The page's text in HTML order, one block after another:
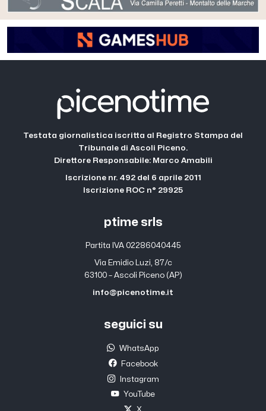
Testata giornalistica iscritta al Registro Stampa del
Tribunale di Ascoli Piceno.
Direttore Responsabile: Marco Amabili
Iscrizione nr. 492 del 6 aprile 2011
Iscrizione ROC n° 29925
ptime srls
Partita IVA 02286040445
Via Emidio Luzi, 87/c
63100 – Ascoli Piceno (AP)
info@picenotime.it
seguici su
WhatsApp
Facebook
Instagram
YouTube